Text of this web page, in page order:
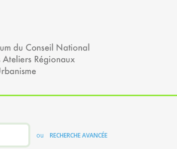
ou RECHERCHE AVANCÉE